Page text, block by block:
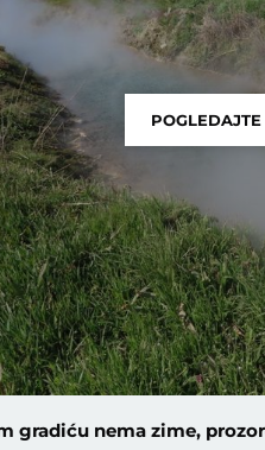
gradiću nema zime,